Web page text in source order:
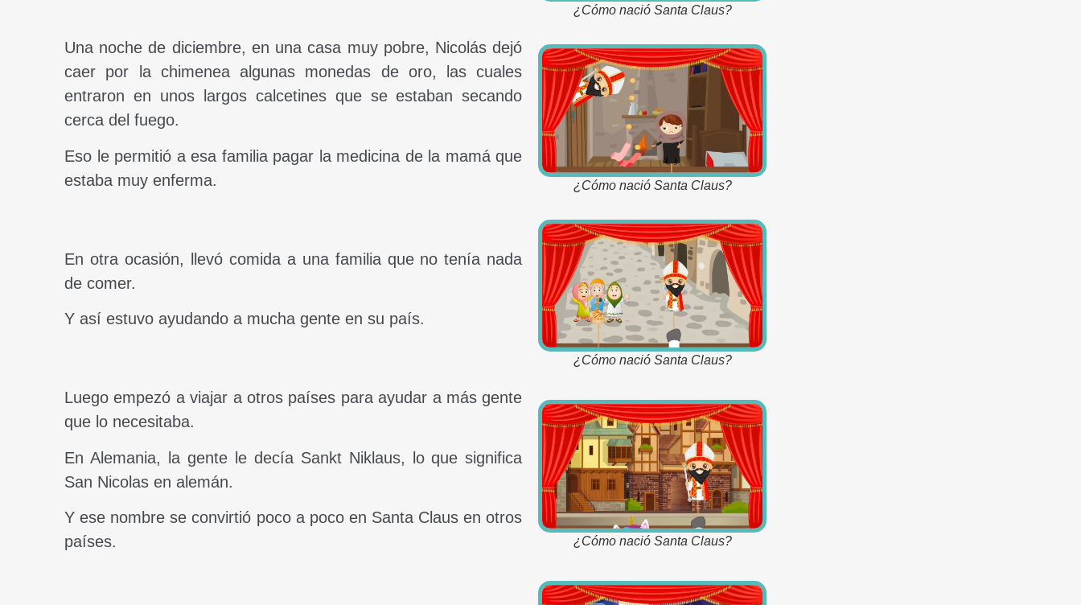
¿Cómo nació Santa Claus?
Una noche de diciembre, en una casa muy pobre, Nicolás dejó
caer por la chimenea algunas monedas de oro, las cuales
entraron en unos largos calcetines que se estaban secando
cerca del fuego.
Eso le permitió a esa familia pagar la medicina de la mamá que
estaba muy enferma.
¿Cómo nació Santa Claus?
En otra ocasión, llevó comida a una familia que no tenía nada
de comer.
Y así estuvo ayudando a mucha gente en su país.
¿Cómo nació Santa Claus?
Luego empezó a viajar a otros países para ayudar a más gente
que lo necesitaba.
En Alemania, la gente le decía Sankt Niklaus, lo que significa
San Nicolas en alemán.
Y ese nombre se convirtió poco a poco en Santa Claus en otros
países.
¿Cómo nació Santa Claus?